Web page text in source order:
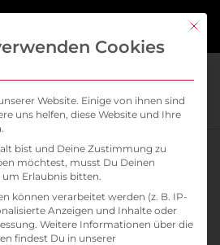
& CLOUD NATIVE
im
Blog
Mit
Cookies
Website. Einige von ihnen sind
uns helfen, diese Website und Ihre
bist und Deine Zustimmung zu
möchtest, musst Du Deinen
Erlaubnis bitten.
können verarbeitet werden (z. B. IP-
Anzeigen und Inhalte oder
Weitere Informationen über die
findest Du in unserer